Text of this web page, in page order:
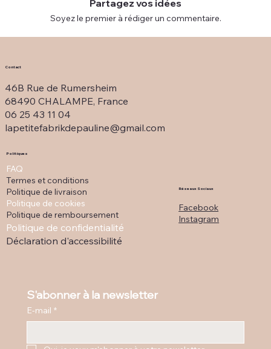
Partagez vos idées
Soyez le premier à rédiger un commentaire.
Contact
46B Rue de Rumersheim
68490 CHALAMPE, France
06 25 43 11 04
lapetitefabrikdepauline@gmail.com
Politiques
FAQ
Termes et conditions
Politique de livraison
Politique de cookies
Politique de remboursement
Politique de confidentialité
Déclaration d'accessibilité
Réseaux Sociaux
Facebook
Instagram
S'abonner à la newsletter
E-mail *